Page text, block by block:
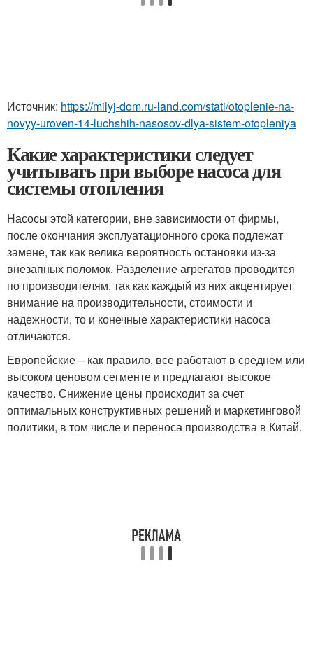
Источник: https://milyj-dom.ru-land.com/stati/otoplenie-na-
novyy-uroven-14-luchshih-nasosov-dlya-sistem-otopleniya
Какие характеристики следует
учитывать при выборе насоса для
системы отопления
Насосы этой категории, вне зависимости от фирмы,
после окончания эксплуатационного срока подлежат
замене, так как велика вероятность остановки из-за
внезапных поломок. Разделение агрегатов проводится
по производителям, так как каждый из них акцентирует
внимание на производительности, стоимости и
надежности, то и конечные характеристики насоса
отличаются.
Европейские – как правило, все работают в среднем или
высоком ценовом сегменте и предлагают высокое
качество. Снижение цены происходит за счет
оптимальных конструктивных решений и маркетинговой
политики, в том числе и переноса производства в Китай.